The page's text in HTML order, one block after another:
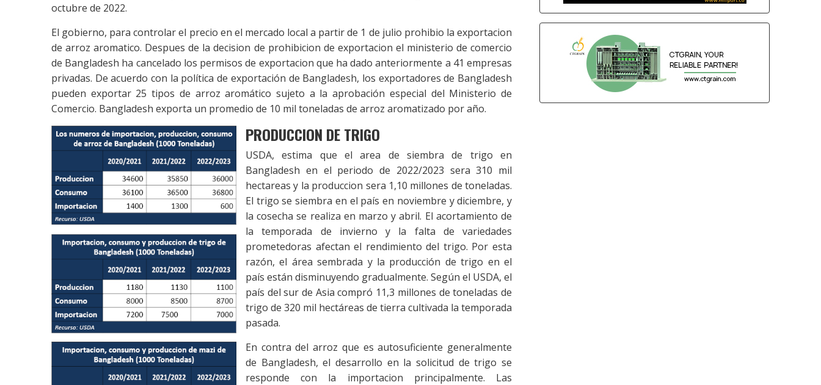
octubre de 2022.
El gobierno, para controlar el precio en el mercado local a partir de 1 de julio prohibio la exportacion
de arroz aromatico. Despues de la decision de prohibicion de exportacion el ministerio de comercio
de Bangladesh ha cancelado los permisos de exportacion que ha dado anteriormente a 41 empresas
privadas. De acuerdo con la política de exportación de Bangladesh, los exportadores de Bangladesh
pueden exportar 25 tipos de arroz aromático sujeto a la aprobación especial del Ministerio de
Comercio. Bangladesh exporta un promedio de 10 mil toneladas de arroz aromatizado por año.
PRODUCCION DE TRIGO
USDA, estima que el area de siembra de trigo en
Bangladesh en el periodo de 2022/2023 sera 310 mil
hectareas y la produccion sera 1,10 millones de toneladas.
El trigo se siembra en el país en noviembre y diciembre, y
la cosecha se realiza en marzo y abril. El acortamiento de
la temporada de invierno y la falta de variedades
prometedoras afectan el rendimiento del trigo. Por esta
razón, el área sembrada y la producción de trigo en el
país están disminuyendo gradualmente. Según el USDA, el
país del sur de Asia compró 11,3 millones de toneladas de
trigo de 320 mil hectáreas de tierra cultivada la temporada
pasada.
En contra del arroz que es autosuficiente generalmente
de Bangladesh, el desarrollo en la solicitud de trigo se
responde con la importacion principalmente. Las